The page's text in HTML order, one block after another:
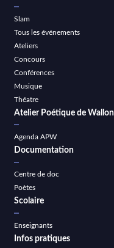
Slam
Tous les événements
Ateliers
Concours
Conférences
Musique
Théatre
Atelier Poétique de
Agenda APW
Documentation
Centre de doc
Poètes
Scolaire
Enseignants
Infos pratiques